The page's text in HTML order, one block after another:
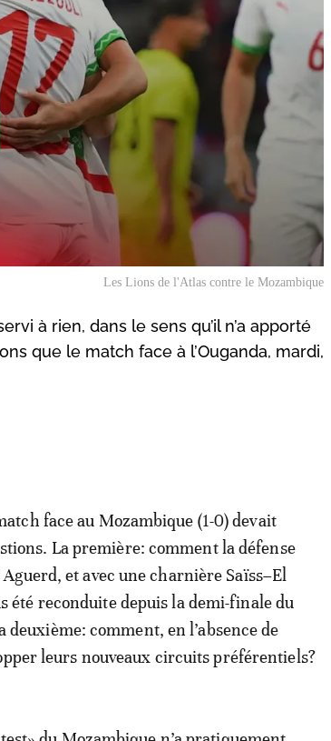
Les Lions de l'Atlas contre le Mozambique
à rien, dans le sens qu’il n’a apporté
que le match face à l’Ouganda, mardi,
face au Mozambique (1-0) devait
La première: comment la défense
et avec une charnière Saïss–El
été reconduite depuis la demi-finale du
deuxième: comment, en l’absence de
leurs nouveaux circuits préférentiels?